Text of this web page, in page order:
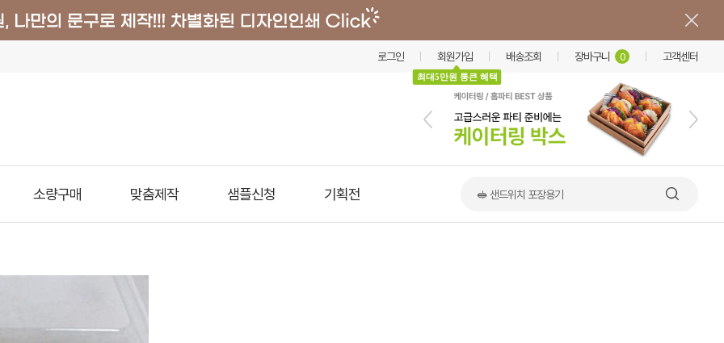
로그인 회원가입
최대5만원 통큰 혜택
배송조회 장바구니 0 고객센터
소량구매 맞춤제작 샘플신청 기획전 🥪 샌드위치 포장용기